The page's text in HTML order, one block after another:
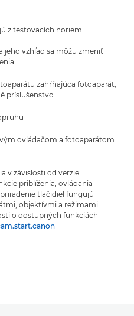
z testovacích noriem
jeho vzhľad sa môžu zmeniť
zahŕňajúca fotoaparát,
príslušenstvo
ovládačom a fotoaparátom
v závislosti od verzie
priblíženia, ovládania
tlačidiel fungujú
objektívmi a režimami
o dostupných funkciách